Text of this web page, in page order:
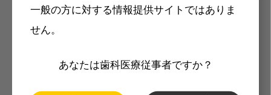
一般の方に対する情報提供サイトではありま
せん。
あなたは歯科医療従事者ですか？
メリット